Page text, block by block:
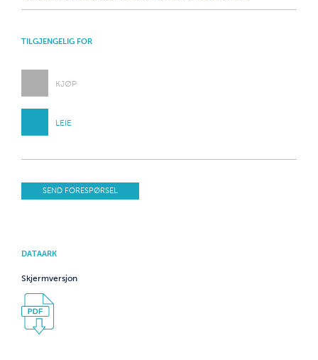
TILGJENGELIG FOR
KJØP
LEIE
SEND FORESPØRSEL
DATAARK
Skjermversjon